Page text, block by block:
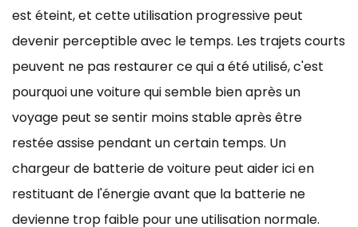
est éteint, et cette utilisation progressive peut
devenir perceptible avec le temps. Les trajets courts
peuvent ne pas restaurer ce qui a été utilisé, c'est
pourquoi une voiture qui semble bien après un
voyage peut se sentir moins stable après être
restée assise pendant un certain temps. Un
chargeur de batterie de voiture peut aider ici en
restituant de l'énergie avant que la batterie ne
devienne trop faible pour une utilisation normale.